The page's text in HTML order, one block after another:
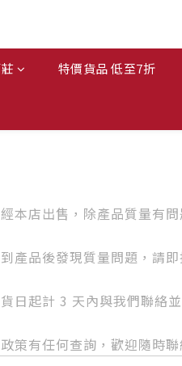
特價貨品 低至7折
本店出售，除產品質量有
到產品後發現質量問題，
日起計 3 天內與我們聯絡
政策有任何查詢，歡迎隨